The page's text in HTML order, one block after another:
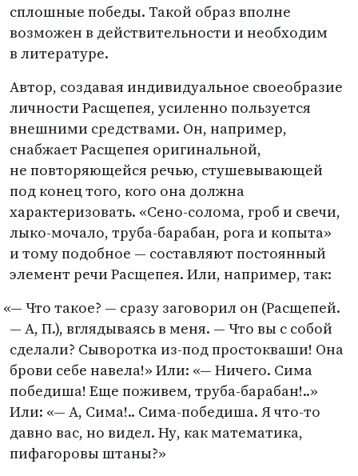
сплошные победы. Такой образ вполне
возможен в действительности и необходим
в литературе.
Автор, создавая индивидуальное своеобразие
личности Расщепея, усиленно пользуется
внешними средствами. Он, например,
снабжает Расщепея оригинальной,
не повторяющейся речью, стушевывающей
под конец того, кого она должна
характеризовать. «Сено-солома, гроб и свечи,
лыко-мочало, труба-барабан, рога и копыта»
и тому подобное — составляют постоянный
элемент речи Расщепея. Или, например, так:
«— Что такое? — сразу заговорил он (Расщепей.
— А, П.), вглядываясь в меня. — Что вы с собой
сделали? Сыворотка из-под простокваши! Она
брови себе навела!» Или: «— Ничего. Сима
победиша! Еще поживем, труба-барабан!..»
Или: «— А, Сима!.. Сима-победиша. Я что-то
давно вас, но видел. Ну, как математика,
пифагоровы штаны?»